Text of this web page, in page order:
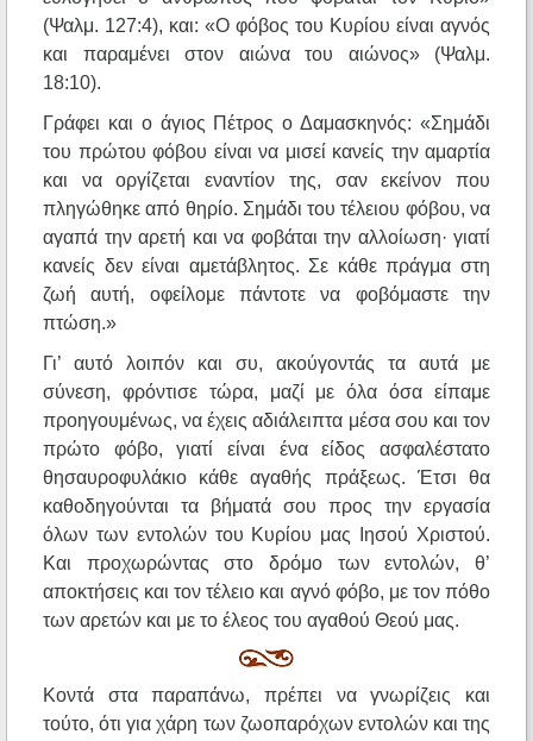
(Ψαλμ. 127:4), και: «Ο φόβος του Κυρίου είναι αγνός
και παραμένει στον αιώνα του αιώνος» (Ψαλμ.
18:10).
Γράφει και ο άγιος Πέτρος ο Δαμασκηνός: «Σημάδι
του πρώτου φόβου είναι να μισεί κανείς την αμαρτία
και να οργίζεται εναντίον της, σαν εκείνον που
πληγώθηκε από θηρίο. Σημάδι του τέλειου φόβου, να
αγαπά την αρετή και να φοβάται την αλλοίωση· γιατί
κανείς δεν είναι αμετάβλητος. Σε κάθε πράγμα στη
ζωή αυτή, οφείλομε πάντοτε να φοβόμαστε την
πτώση.»
Γι’ αυτό λοιπόν και συ, ακούγοντάς τα αυτά με
σύνεση, φρόντισε τώρα, μαζί με όλα όσα είπαμε
προηγουμένως, να έχεις αδιάλειπτα μέσα σου και τον
πρώτο φόβο, γιατί είναι ένα είδος ασφαλέστατο
θησαυροφυλάκιο κάθε αγαθής πράξεως. Έτσι θα
καθοδηγούνται τα βήματά σου προς την εργασία
όλων των εντολών του Κυρίου μας Ιησού Χριστού.
Και προχωρώντας στο δρόμο των εντολών, θ’
αποκτήσεις και τον τέλειο και αγνό φόβο, με τον πόθο
των αρετών και με το έλεος του αγαθού Θεού μας.
Κοντά στα παραπάνω, πρέπει να γνωρίζεις και
τούτο, ότι για χάρη των ζωοπαρόχων εντολών και της